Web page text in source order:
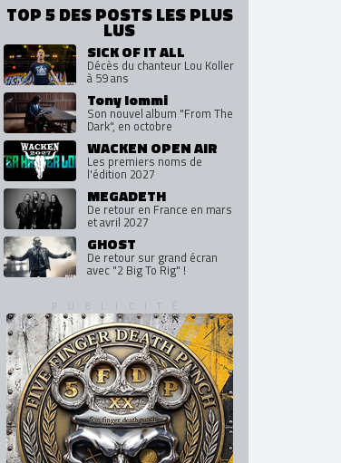
TOP 5 DES POSTS LES PLUS
LUS
SICK OF IT ALL
Décès du chanteur Lou Koller
à 59 ans
Tony Iommi
Son nouvel album "From The
Dark", en octobre
WACKEN OPEN AIR
Les premiers noms de
l'édition 2027
MEGADETH
De retour en France en mars
et avril 2027
GHOST
De retour sur grand écran
avec "2 Big To Rig" !